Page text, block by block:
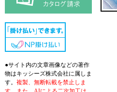
●サイト内の文章画像などの著作
物はキッシーズ株式会社に属しま
す。 複製、無断転載を禁止しま